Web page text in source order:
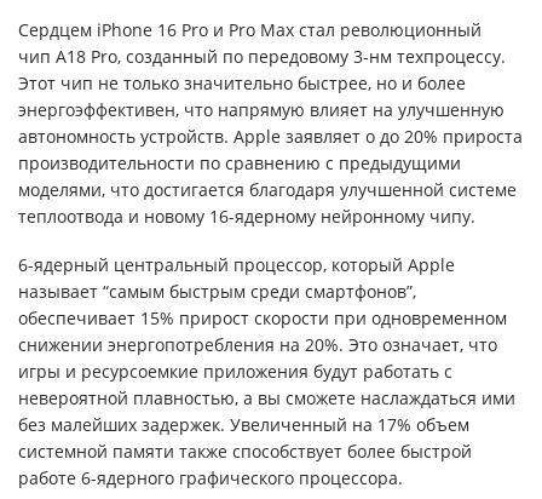
Сердцем iPhone 16 Pro и Pro Max стал революционный
чип A18 Pro, созданный по передовому 3-нм техпроцессу.
Этот чип не только значительно быстрее, но и более
энергоэффективен, что напрямую влияет на улучшенную
автономность устройств. Apple заявляет о до 20% прироста
производительности по сравнению с предыдущими
моделями, что достигается благодаря улучшенной системе
теплоотвода и новому 16-ядерному нейронному чипу.
6-ядерный центральный процессор, который Apple
называет “самым быстрым среди смартфонов”,
обеспечивает 15% прирост скорости при одновременном
снижении энергопотребления на 20%. Это означает, что
игры и ресурсоемкие приложения будут работать с
невероятной плавностью, а вы сможете наслаждаться ими
без малейших задержек. Увеличенный на 17% объем
системной памяти также способствует более быстрой
работе 6-ядерного графического процессора.